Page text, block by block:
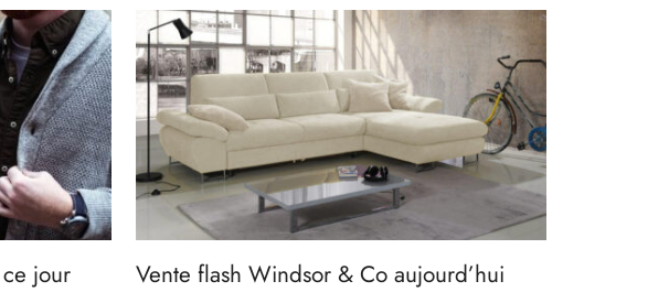
jour Vente flash Windsor & Co aujourd’hui